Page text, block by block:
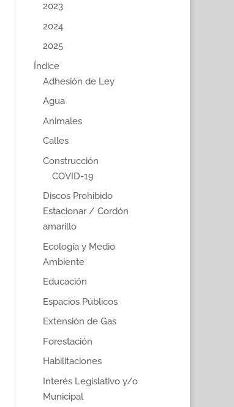
2023
2024
2025
Índice
Adhesión de Ley
Agua
Animales
Calles
Construcción
COVID-19
Discos Prohibido
Estacionar / Cordón
amarillo
Ecología y Medio
Ambiente
Educación
Espacios Públicos
Extensión de Gas
Forestación
Habilitaciones
Interés Legislativo y/o
Municipal